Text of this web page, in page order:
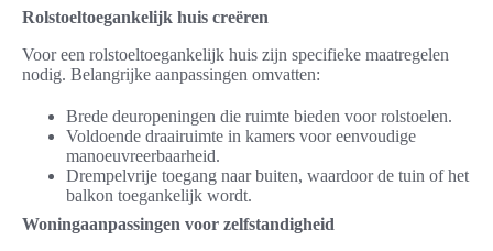
Rolstoeltoegankelijk huis creëren
Voor een rolstoeltoegankelijk huis zijn specifieke maatregelen
nodig. Belangrijke aanpassingen omvatten:
Brede deuropeningen die ruimte bieden voor rolstoelen.
Voldoende draairuimte in kamers voor eenvoudige
manoeuvreerbaarheid.
Drempelvrije toegang naar buiten, waardoor de tuin of het
balkon toegankelijk wordt.
Woningaanpassingen voor zelfstandigheid